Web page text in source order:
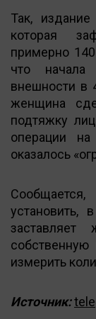
Так,
которая
примерно
что начала
внешности в
женщина
подтяжку
операции
оказалось
установить,
заставляет
измерить
Источник: